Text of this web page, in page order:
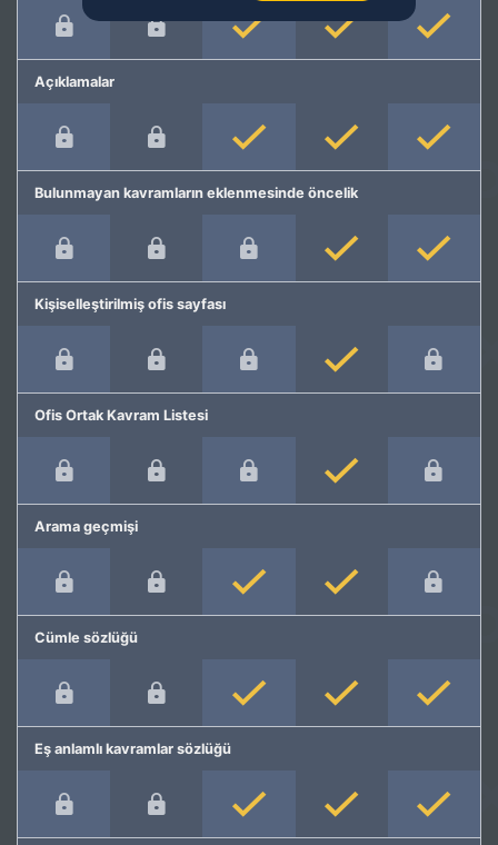
Açıklamalar
Bulunmayan kavramların eklenmesinde öncelik
Kişiselleştirilmiş ofis sayfası
Ofis Ortak Kavram Listesi
Arama geçmişi
Cümle sözlüğü
Eş anlamlı kavramlar sözlüğü